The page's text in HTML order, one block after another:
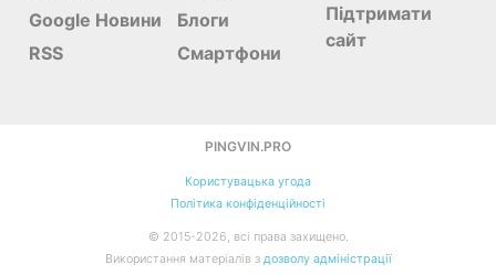
Google Новини
RSS
Блоги
Смартфони
Підтримати
сайт
PINGVIN.PRO
Користувацька угода
Політика конфіденційності
© 2015-2026, всі права захищено.
Використання матеріалів з дозволу адміністрації